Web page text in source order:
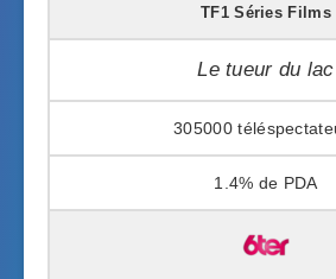
TF1 Séries Films
Le tueur du lac
305000
1.4%